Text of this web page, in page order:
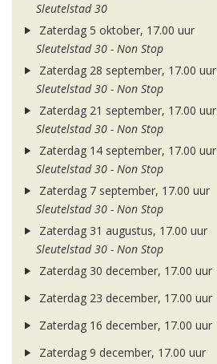
Sleutelstad 30
Zaterdag 5 oktober, 17.00 uur
Sleutelstad 30 - Non Stop
Zaterdag 28 september, 17.00 uur
Sleutelstad 30 - Non Stop
Zaterdag 21 september, 17.00 uur
Sleutelstad 30 - Non Stop
Zaterdag 14 september, 17.00 uur
Sleutelstad 30 - Non Stop
Zaterdag 7 september, 17.00 uur
Sleutelstad 30 - Non Stop
Zaterdag 31 augustus, 17.00 uur
Sleutelstad 30 - Non Stop
Zaterdag 30 december, 17.00 uur
Zaterdag 23 december, 17.00 uur
Zaterdag 16 december, 17.00 uur
Zaterdag 9 december, 17.00 uur